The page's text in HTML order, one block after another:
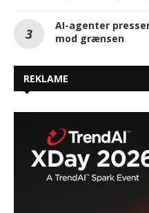
AI-agenter
mod grænsen
REKLAME